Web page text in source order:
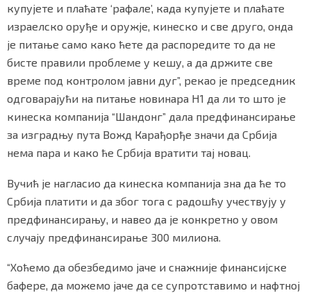
купујете и плаћате ‘рафале’, када купујете и плаћате
израелско оруђе и оружје, кинеско и све друго, онда
је питање само како ћете да распоредите то да не
бисте правили проблеме у кешу, а да држите све
време под контролом јавни дуг”, рекао је председник
одговарајући на питање новинара Н1 да ли то што је
кинеска компанија “Шандонг” дала предфинансирање
за изградњу пута Вожд Карађорђе значи да Србија
нема пара и како ће Србија вратити тај новац.
Вучић је нагласио да кинеска компанија зна да ће то
Србија платити и да због тога с радошћу учествују у
предфинансирању, и навео да је конкретно у овом
случају предфинансирање 300 милиона.
“Хоћемо да обезбедимо јаче и снажније финансијске
бафере, да можемо јаче да се супротставимо и нафтној